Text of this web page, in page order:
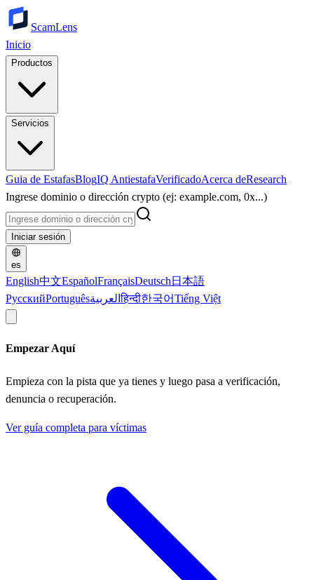
ScamLens
Inicio
Productos
Servicios
Guia de EstafasBlogIQ AntiestafaVerificadoAcerca deResearch
Ingrese dominio o dirección crypto (ej: example.com, 0x...)
Iniciar sesión
es
English中文EspañolFrançaisDeutsch 日本語
РусскийPortuguêsالعربيةहिन्दी한국어Tiếng Việt
Empezar Aquí
Empieza con la pista que ya tienes y luego pasa a verificación,
denuncia o recuperación.
Ver guía completa para víctimas